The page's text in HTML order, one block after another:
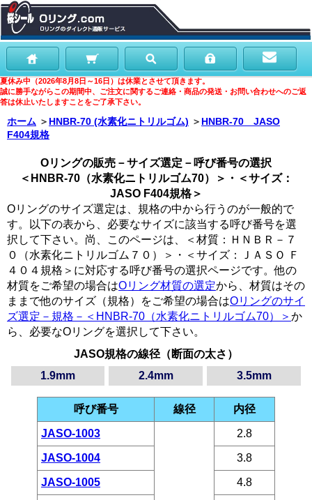
夏休み中（2026年8月8日～16日）は休業とさせて頂きます。
誠に勝手ながらこの期間中、ご注文に関するご連絡・商品の発送・お問い合わせへのご返
答は休止いたしますことをご了承下さい。
ホーム ＞ HNBR-70 (水素化ニトリルゴム) ＞ HNBR-70 JASO
F404規格
Oリングの販売－サイズ選定－呼び番号の選択
＜HNBR-70（水素化ニトリルゴム70）＞・＜サイズ：
JASO F404規格＞
Oリングのサイズ選定は、規格の中から行うのが一般的で
す。以下の表から、必要なサイズに該当する呼び番号を選
択して下さい。尚、このページは、＜材質：ＨＮＢＲ－７
０（水素化ニトリルゴム７０）＞・＜サイズ：ＪＡＳＯ Ｆ
４０４規格＞に対応する呼び番号の選択ページです。他の
材質をご希望の場合はOリング材質の選定から、材質はその
ままで他のサイズ（規格）をご希望の場合はOリングのサイ
ズ選定－規格－＜HNBR-70（水素化ニトリルゴム70）＞ か
ら、必要なOリングを選択して下さい。
JASO規格の線径（断面の太さ）
1.9mm
2.4mm 3.5mm
呼び番号 線径 内径
JASO-1003 2.8
JASO-1004 3.8
JASO-1005 4.8